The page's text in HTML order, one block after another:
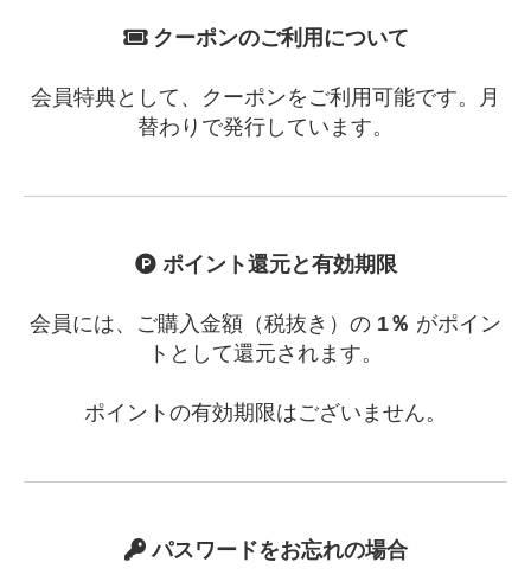
クーポンのご利用について
会員特典として、クーポンをご利用可能です。月
替わりで発行しています。
ポイント還元と有効期限
会員には、ご購入金額（税抜き）の 1％ がポイン
トとして還元されます。
ポイントの有効期限はございません。
パスワードをお忘れの場合